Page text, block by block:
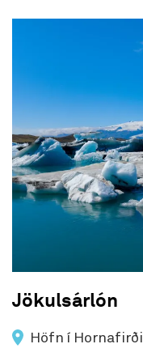
Jökulsárlón
Höfn í Hornafirði